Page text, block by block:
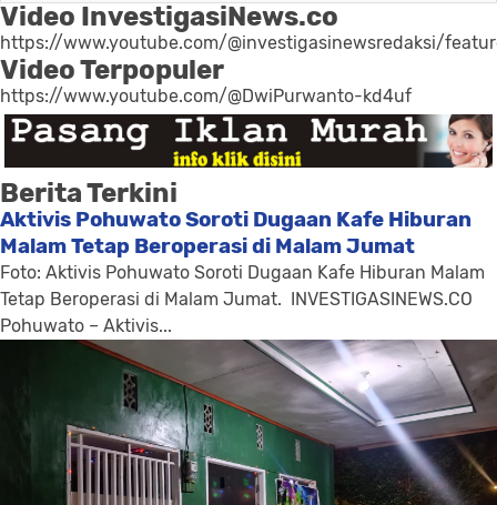
Video InvestigasiNews.co
https://www.youtube.com/@investigasinewsredaksi/
Video Terpopuler
https://www.youtube.com/@DwiPurwanto-kd4uf
Berita Terkini
Aktivis Pohuwato Soroti Dugaan Kafe Hiburan
Malam Tetap Beroperasi di Malam Jumat
Foto: Aktivis Pohuwato Soroti Dugaan Kafe Hiburan Malam
Tetap Beroperasi di Malam Jumat. INVESTIGASINEWS.CO
Pohuwato – Aktivis...